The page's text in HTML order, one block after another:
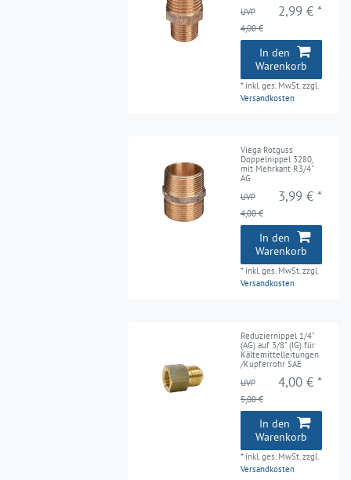
UVP
4,00 €
2,99 € *
In den
Warenkorb
* inkl. ges. MwSt.zzgl.
Versandkosten
Viega Rotguss
Doppelnippel 3280,
mit Mehrkant R3/4"
AG
UVP
4,00 €
3,99 € *
In den
Warenkorb
* inkl. ges. MwSt.zzgl.
Versandkosten
Reduziernippel 1/4"
(AG) auf 3/8" (IG) für
Kältemittelleitungen
/Kupferrohr SAE
UVP
5,00 €
4,00 € *
In den
Warenkorb
* inkl. ges. MwSt.zzgl.
Versandkosten